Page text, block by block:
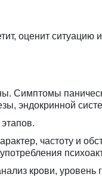
оценит ситуацию
Симптомы
эндокринной
частоту и
крови,